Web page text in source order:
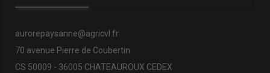
aurorepaysanne@agricvl.fr
70 avenue Pierre de Coubertin
CS 50009 - 36005 CHATEAUROUX CEDEX